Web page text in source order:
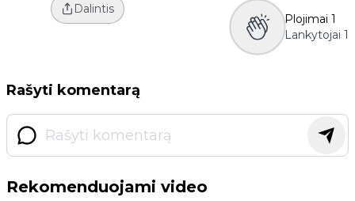
Dalintis
Plojimai 1
Lankytojai 1
Rašyti komentarą
Rekomenduojami video